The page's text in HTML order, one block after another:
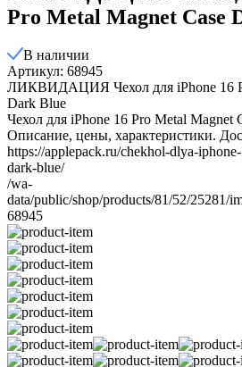
Pro Metal Magnet Case
В наличии
Артикул: 68945
ЛИКВИДАЦИЯ Чехол для iPhone 16
Dark Blue
​Чехол для iPhone 16 Pro Metal Magnet
Описание, цены, характеристики.
https://applepack.ru/chekhol-dlya-
dark-blue/
/wa-
data/public/shop/products/81/52/25281/
68945